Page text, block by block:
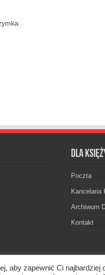
Dla
Poczta
Kancelaria
Archiwum
Kontakt
Gorzowskiej. © 2026.
aby zapewnić Ci najbardziej